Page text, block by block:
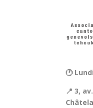
🕐
📍 3,